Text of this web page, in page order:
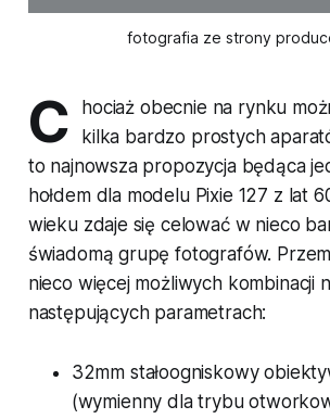
fotografia ze strony
C
hociaż obecnie na rynku
kilka bardzo prostych
to najnowsza propozycja będąca
hołdem dla modelu Pixie 127 z lat
wieku zdaje się celować w nieco
świadomą grupę fotografów.
nieco więcej możliwych kombinacji
następujących parametrach:
32mm stałoogniskowy
(wymienny dla trybu